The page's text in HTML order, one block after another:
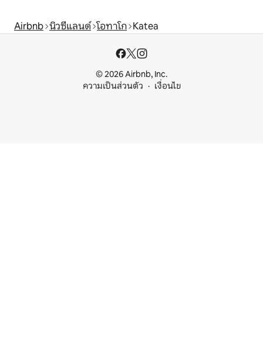
Airbnb นิวซีแลนด์ โอทาโก Katea
© 2026 Airbnb, Inc.
ความเป็นส่วนตัว
เงื่อนไข